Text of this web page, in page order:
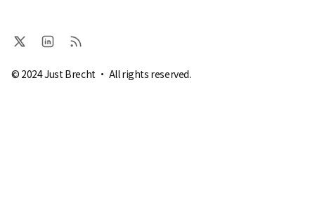
© 2024 Just Brecht · All rights reserved.